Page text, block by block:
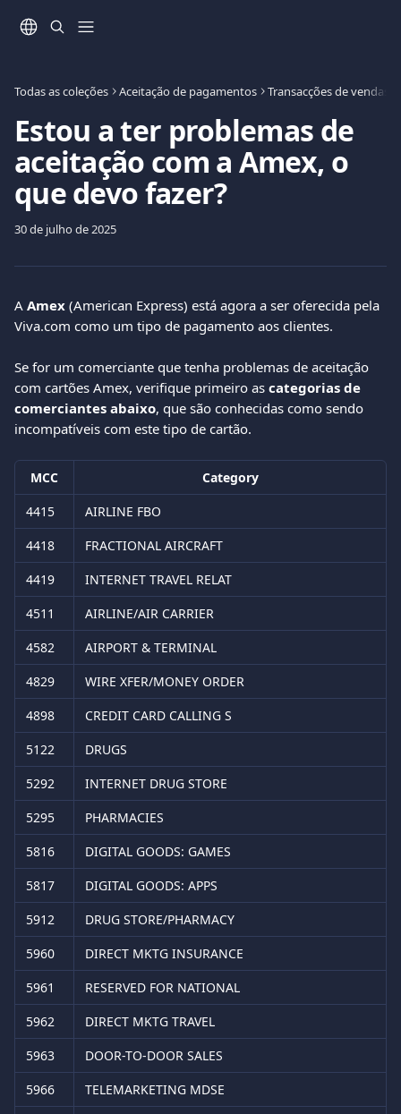
Todas as coleções Aceitação de pagamentos Transacções de vendas
Estou a ter problemas de
aceitação com a Amex, o
que devo fazer?
30 de julho de 2025
A Amex (American Express) está agora a ser oferecida pela
Viva.com como um tipo de pagamento aos clientes.
Se for um comerciante que tenha problemas de aceitação
com cartões Amex, verifique primeiro as categorias de
comerciantes abaixo, que são conhecidas como sendo
incompatíveis com este tipo de cartão.
MCC
Category
4415
AIRLINE FBO
4418
FRACTIONAL AIRCRAFT
4419
INTERNET TRAVEL RELAT
4511
AIRLINE/AIR CARRIER
4582
AIRPORT & TERMINAL
4829
WIRE XFER/MONEY ORDER
4898
CREDIT CARD CALLING S
5122
DRUGS
5292
INTERNET DRUG STORE
5295
PHARMACIES
5816
DIGITAL GOODS: GAMES
5817
DIGITAL GOODS: APPS
5912
DRUG STORE/PHARMACY
5960
DIRECT MKTG INSURANCE
5961
RESERVED FOR NATIONAL
5962
DIRECT MKTG TRAVEL
5963
DOOR-TO-DOOR SALES
5966
TELEMARKETING MDSE